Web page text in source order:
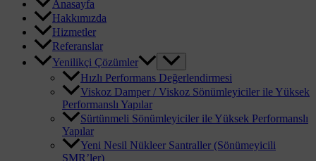
Anasayfa
Hakkımızda
Hizmetler
Referanslar
Yenilikçi Çözümler
Hızlı Performans Değerlendirmesi
Viskoz Damper / Viskoz Sönümleyiciler ile Yüksek
Performanslı Yapılar
Sürtünmeli Sönümleyiciler ile Yüksek Performanslı
Yapılar
Yeni Nesil Nükleer Santraller (Sönümeyicili
SMR’ler)